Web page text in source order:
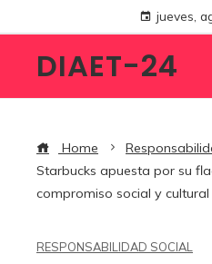
jueves,
DIAET-24
Home
Starbucks apuesta por su
compromiso social y cultural
RESPONSABILIDAD SOCIAL